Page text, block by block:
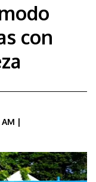
con
AM |